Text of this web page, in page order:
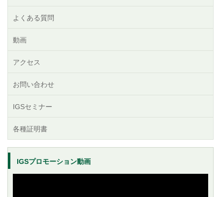
よくある質問
動画
アクセス
お問い合わせ
IGSセミナー
各種証明書
IGSプロモーション動画